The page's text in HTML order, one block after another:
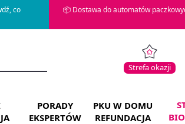
co
📦 Dostawa do automatów
Strefa okazji
PORADY
EKSPERTÓW
PKU W DOMU
REFUNDACJA